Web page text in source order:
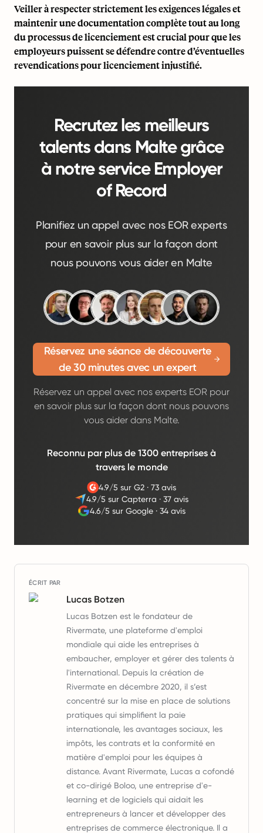
Veiller à respecter strictement les exigences légales et
maintenir une documentation complète tout au long
du processus de licenciement est crucial pour que les
employeurs puissent se défendre contre d’éventuelles
revendications pour licenciement injustifié.
Recrutez les meilleurs
talents dans Malte grâce
à notre service Employer
of Record
Planifiez un appel avec nos EOR experts
pour en savoir plus sur la façon dont
nous pouvons vous aider en Malte
Réservez une séance de découverte
de 30 minutes avec un expert
Réservez un appel avec nos experts EOR pour
en savoir plus sur la façon dont nous pouvons
vous aider dans Malte.
Reconnu par plus de 1300 entreprises à
travers le monde
4.9/5 sur G2 ·73 avis
4.9/5 sur Capterra ·37 avis
4.6/5 sur Google· 34 avis
ÉCRIT PAR
Lucas Botzen
Lucas Botzen est le fondateur de
Rivermate, une plateforme d'emploi
mondiale qui aide les entreprises à
embaucher, employer et gérer des talents à
l'international. Depuis la création de
Rivermate en décembre 2020, il s’est
concentré sur la mise en place de solutions
pratiques qui simplifient la paie
internationale, les avantages sociaux, les
impôts, les contrats et la conformité en
matière d'emploi pour les équipes à
distance. Avant Rivermate, Lucas a cofondé
et co-dirigé Boloo, une entreprise d'e-
learning et de logiciels qui aidait les
entrepreneurs à lancer et développer des
entreprises de commerce électronique. Il a